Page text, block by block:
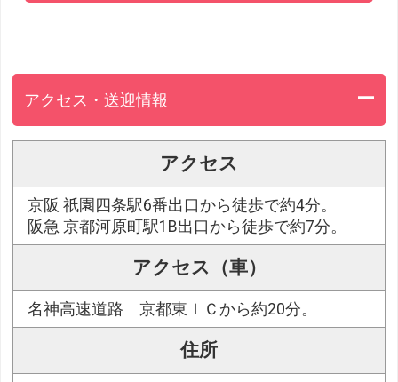
アクセス・送迎情報
アクセス
京阪 祇園四条駅6番出口から徒歩で約4分。
阪急 京都河原町駅1B出口から徒歩で約7分。
アクセス（車）
名神高速道路 京都東ＩＣから約20分。
住所